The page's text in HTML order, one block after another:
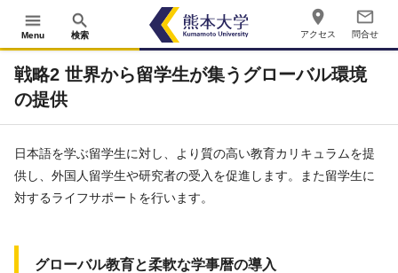
menu
Menu
search
検索
place
アクセス
mail_outline
問合せ
戦略2 世界から留学生が集うグローバル環境
の提供
日本語を学ぶ留学生に対し、より質の高い教育カリキュラムを提
供し、外国人留学生や研究者の受入を促進します。また留学生に
対するライフサポートを行います。
グローバル教育と柔軟な学事暦の導入